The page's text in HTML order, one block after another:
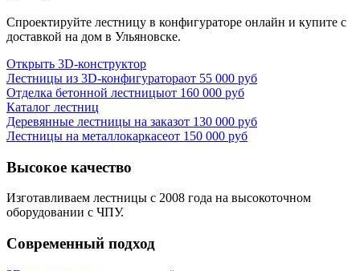
Спроектируйте лестницу в конфигураторе онлайн и купите с
доставкой на дом в Ульяновске.
Открыть 3D-конструктор
Лестницы из 3D-конфигуратораот 55 000 руб
Отделка бетонной лестницыот 160 000 руб
Каталог лестниц
Деревянные лестницы на заказот 130 000 руб
Лестницы на металлокаркасеот 150 000 руб
Высокое качество
Изготавливаем лестницы с 2008 года на высокоточном
оборудовании с ЧПУ.
Современный подход